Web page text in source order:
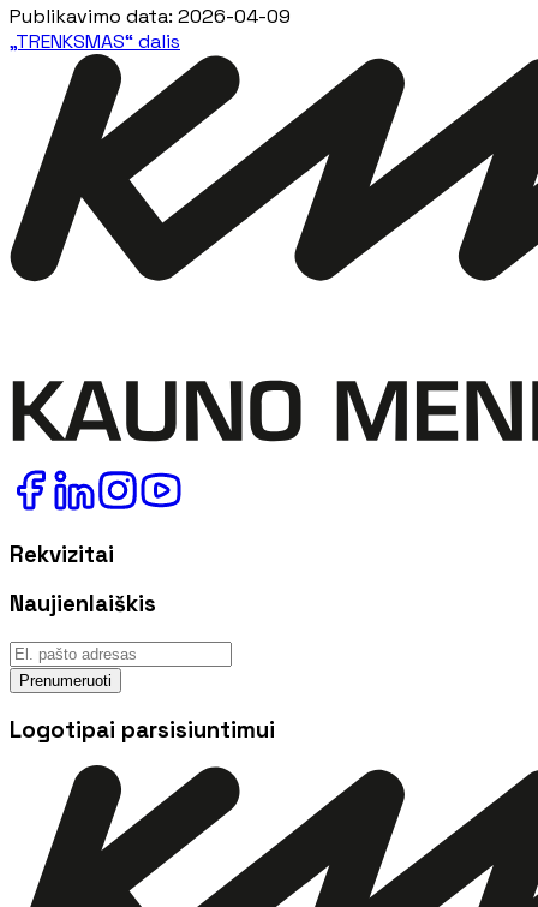
Publikavimo data: 2026-04-09
„TRENKSMAS“ dalis
Rekvizitai
Naujienlaiškis
Prenumeruoti
Logotipai parsisiuntimui